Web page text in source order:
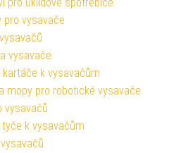
pro vysavače
vysavače
kartáče k vysavačům
mopy pro robotické vysavače
vysavačů
tyče k vysavačům